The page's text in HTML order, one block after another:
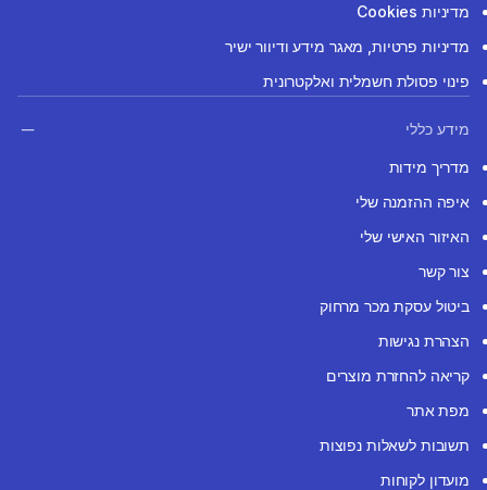
מדיניות Cookies
מדיניות פרטיות, מאגר מידע ודיוור ישיר
פינוי פסולת חשמלית ואלקטרונית
מידע כללי
מדריך מידות
איפה ההזמנה שלי
האיזור האישי שלי
צור קשר
ביטול עסקת מכר מרחוק
הצהרת נגישות
קריאה להחזרת מוצרים
מפת אתר
תשובות לשאלות נפוצות
מועדון לקוחות